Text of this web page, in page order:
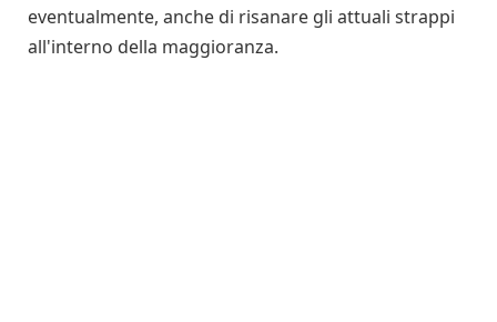
eventualmente, anche di risanare gli attuali strappi
all'interno della maggioranza.